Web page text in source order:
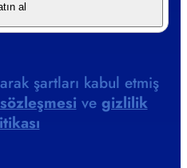
al
şartları kabul etmiş
ve gizlilik